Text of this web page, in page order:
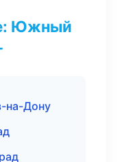
Южный
на-Дону